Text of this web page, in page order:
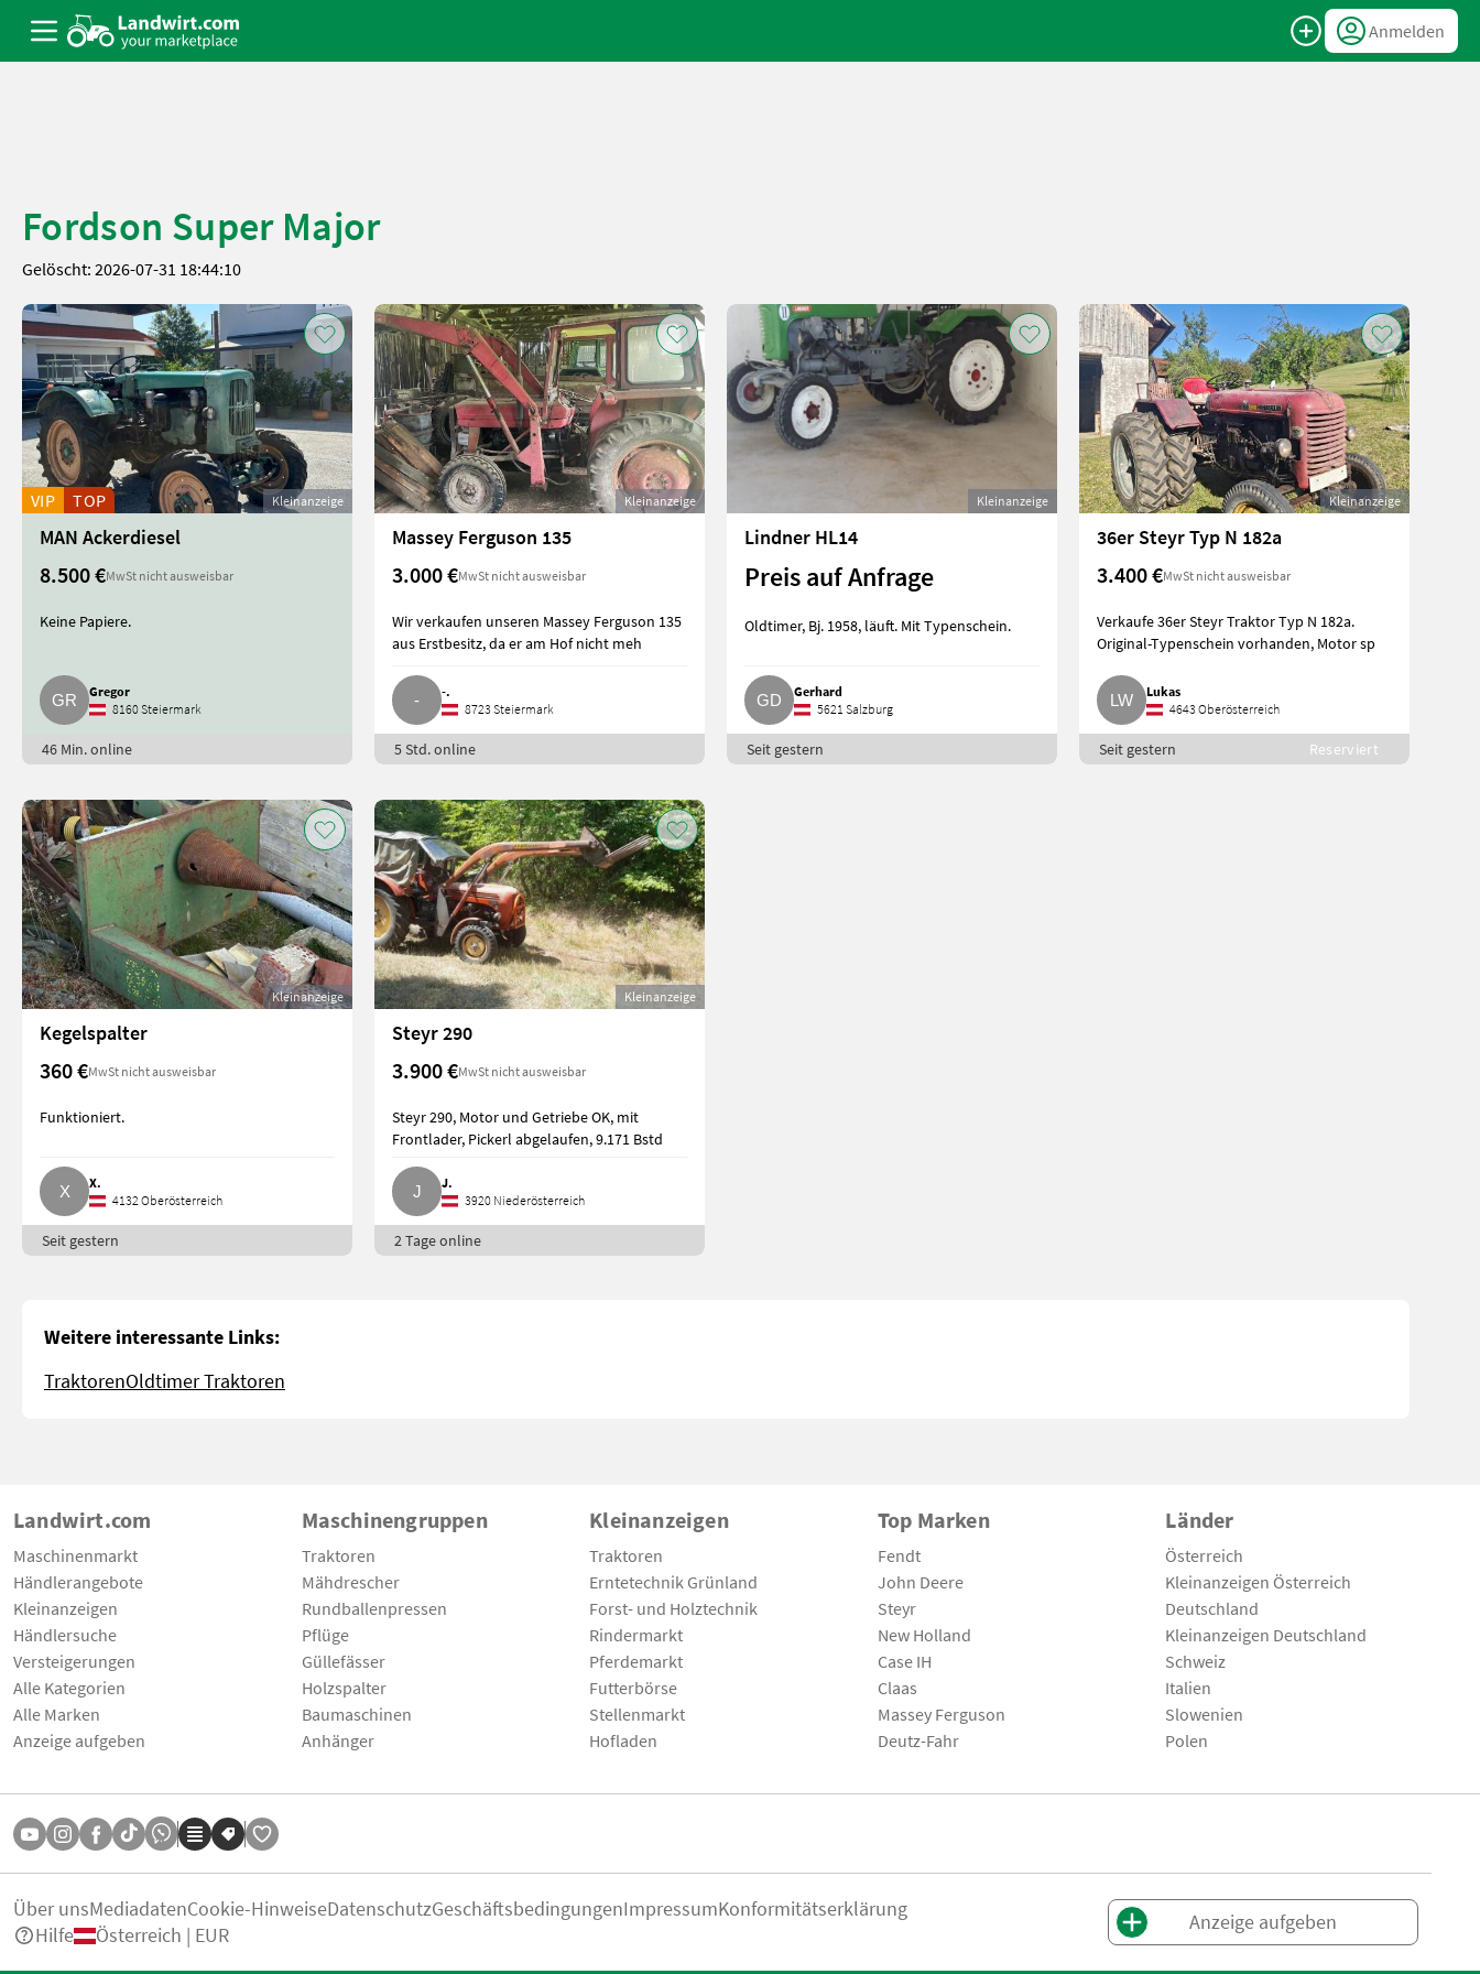
Anmelden
Fordson Super Major
Gelöscht: 2026-07-31 18:44:10
Kleinanzeige
VIP TOP
MAN Ackerdiesel
8.500 €MwSt nicht ausweisbar
Keine Papiere.
Gregor
8160 Steiermark
46 Min. online
Kleinanzeige
Massey Ferguson 135
3.000 €MwSt nicht ausweisbar
Wir verkaufen unseren Massey Ferguson 135
aus Erstbesitz, da er am Hof nicht meh
-.
8723 Steiermark
5 Std. online
Kleinanzeige
Lindner HL14
Preis auf Anfrage
Oldtimer, Bj. 1958, läuft. Mit Typenschein.
Gerhard
5621 Salzburg
Seit gestern
Kleinanzeige
36er Steyr Typ N 182a
3.400 €MwSt nicht ausweisbar
Verkaufe 36er Steyr Traktor Typ N 182a.
Original-Typenschein vorhanden, Motor sp
Lukas
4643 Oberösterreich
Seit gestern Reserviert
Kleinanzeige
Kegelspalter
360 €MwSt nicht ausweisbar
Funktioniert.
X.
4132 Oberösterreich
Seit gestern
Kleinanzeige
Steyr 290
3.900 €MwSt nicht ausweisbar
Steyr 290, Motor und Getriebe OK, mit
Frontlader, Pickerl abgelaufen, 9.171 Bstd
J.
3920 Niederösterreich
2 Tage online
Weitere interessante Links:
TraktorenOldtimer Traktoren
Landwirt.com
Maschinenmarkt
Händlerangebote
Kleinanzeigen
Händlersuche
Versteigerungen
Alle Kategorien
Alle Marken
Anzeige aufgeben
Maschinengruppen
Traktoren
Mähdrescher
Rundballenpressen
Pflüge
Güllefässer
Holzspalter
Baumaschinen
Anhänger
Kleinanzeigen
Traktoren
Erntetechnik Grünland
Forst- und Holztechnik
Rindermarkt
Pferdemarkt
Futterbörse
Stellenmarkt
Hofladen
Top Marken
Fendt
John Deere
Steyr
New Holland
Case IH
Claas
Massey Ferguson
Deutz-Fahr
Länder
Österreich
Kleinanzeigen Österreich
Deutschland
Kleinanzeigen Deutschland
Schweiz
Italien
Slowenien
Polen
Über unsMediadatenCookie-HinweiseDatenschutzGeschäftsbedingungenImpressumKonformitätserklärung
Hilfe
Österreich | EUR
Anzeige aufgeben